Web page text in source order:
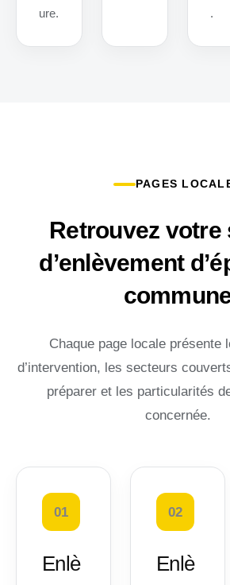
ure.
.
PAGES
Retrouvez votre
d’enlèvement
Chaque page locale présente
d’intervention, les secteurs
préparer et les particularités
concernée.
01
Enlè
02
Enlè